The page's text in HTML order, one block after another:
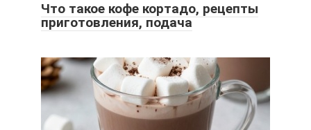
Что такое кофе кортадо, рецепты
приготовления, подача